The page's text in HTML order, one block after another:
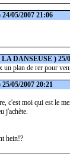
05/2007 21:06
DANSEUSE ) 25/
plan de rer pour
05/2007 20:21
c'est moi qui est le
j'achète.
hein!?